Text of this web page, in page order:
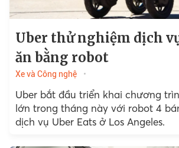
Uber thử nghiệm dịch
ăn bằng robot
Xe và Công nghệ
Uber bắt đầu triển khai chương
lớn trong tháng này với robot 4
dịch vụ Uber Eats ở Los Angeles.